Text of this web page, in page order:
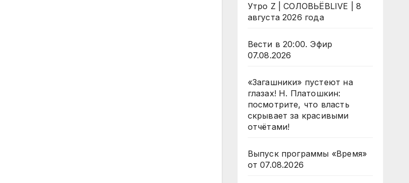
Утро Z | СОЛОВЬЁВLIVE | 8
августа 2026 года
Вести в 20:00. Эфир
07.08.2026
«Загашники» пустеют на
глазах! Н. Платошкин:
посмотрите, что власть
скрывает за красивыми
отчётами!
Выпуск программы «Время»
от 07.08.2026